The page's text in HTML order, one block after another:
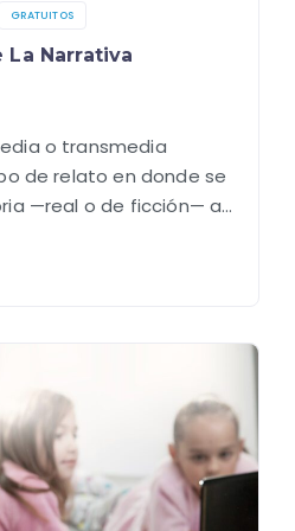
GRATUITOS
La Narrativa
o transmedia
de relato en donde se
—real o de ficción— a
diferentes lenguajes y